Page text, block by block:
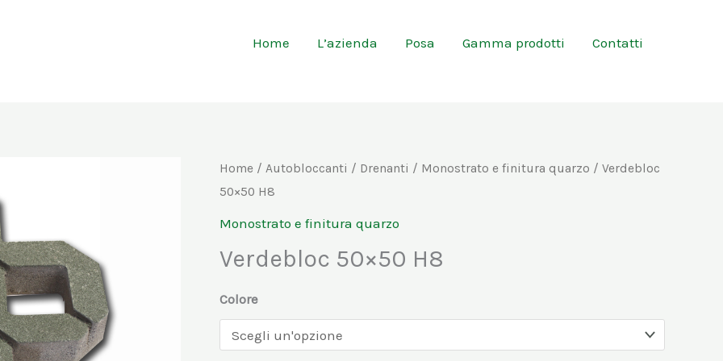
Home L’azienda Posa Gamma prodotti Contatti
Home / Autobloccanti / Drenanti / Monostrato e finitura quarzo / Verdebloc
50×50 H8
Monostrato e finitura quarzo
Verdebloc 50×50 H8
Colore
Verdebloc
50x50
H8